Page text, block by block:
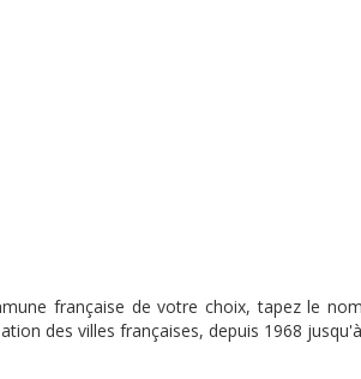
française de votre choix, tapez le
des villes françaises, depuis 1968